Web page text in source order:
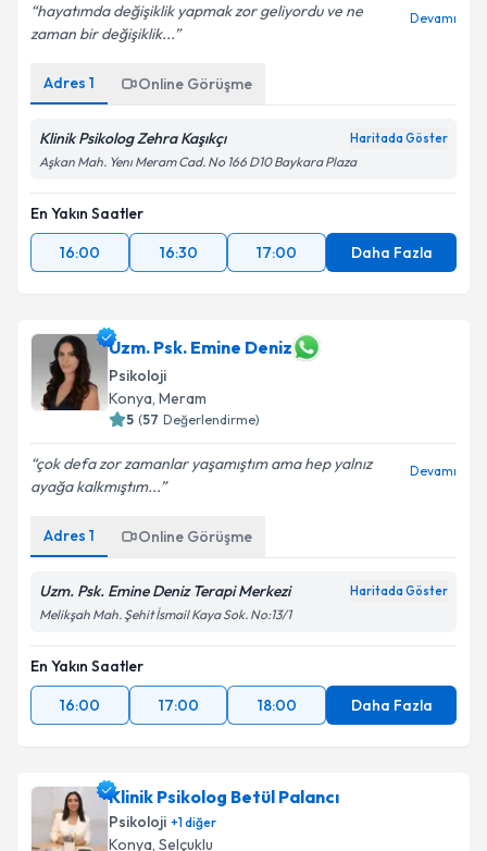
hayatımda değişiklik yapmak zor geliyordu ve ne
zaman bir değişiklik...
Devamı
Adres 1 Online Görüşme
Klinik Psikolog Zehra Kaşıkçı Haritada Göster
Aşkan Mah. Yenı Meram Cad. No 166 D10 Baykara Plaza
En Yakın Saatler
16:00
16:30 17:00 Daha Fazla
Uzm. Psk. Emine Deniz
Psikoloji
Konya, Meram
5 (57 Değerlendirme)
çok defa zor zamanlar yaşamıştım ama hep yalnız
ayağa kalkmıştım...
Devamı
Adres 1 Online Görüşme
Uzm. Psk. Emine Deniz Terapi Merkezi Haritada Göster
Melikşah Mah. Şehit İsmail Kaya Sok. No:13/1
En Yakın Saatler
16:00
17:00 18:00 Daha Fazla
Klinik Psikolog Betül Palancı
Psikoloji +1diğer
Konya, Selçuklu